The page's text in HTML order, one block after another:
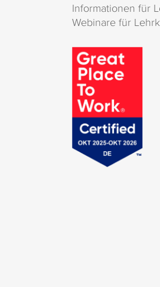
Informationen für
Webinare für